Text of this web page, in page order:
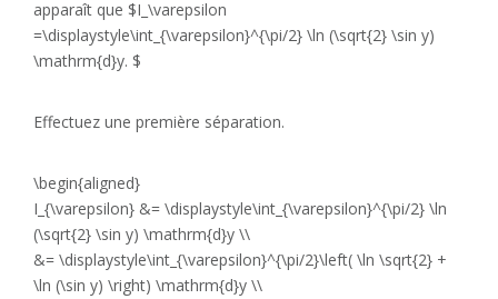
apparaît que $I_\varepsilon
=\displaystyle\int_{\varepsilon}^{\pi/2} \ln (\sqrt{2} \sin y)
\mathrm{d}y. $
Effectuez une première séparation.
\begin{aligned}
I_{\varepsilon} &= \displaystyle\int_{\varepsilon}^{\pi/2} \ln
(\sqrt{2} \sin y) \mathrm{d}y \\
&= \displaystyle\int_{\varepsilon}^{\pi/2}\left( \ln \sqrt{2} +
\ln (\sin y) \right) \mathrm{d}y \\